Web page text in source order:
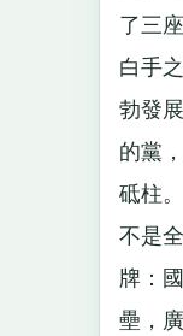
了三
白手
勃發
的黨
砥柱
不是
牌：
壘，